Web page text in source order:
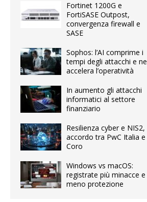
Fortinet 1200G e
FortiSASE Outpost,
convergenza firewall e
SASE
Sophos: l’AI comprime i
tempi degli attacchi e ne
accelera l’operatività
In aumento gli attacchi
informatici al settore
finanziario
Resilienza cyber e NIS2,
accordo tra PwC Italia e
Coro
Windows vs macOS:
registrate più minacce e
meno protezione